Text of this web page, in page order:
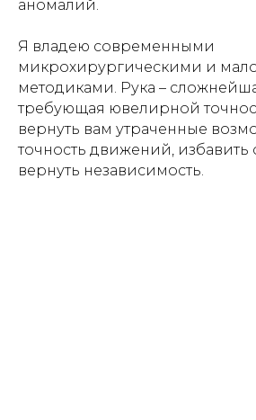
аномалий.
Я владею современными
микрохирургическими и
методиками. Рука –
требующая ювелирной
вернуть вам утраченные
точность движений, избавить
вернуть независимость.